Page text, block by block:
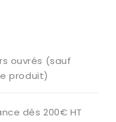
ouvrés (sauf
produit)
dès 200€ HT